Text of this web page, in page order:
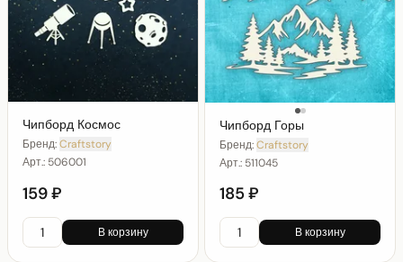
Чипборд Космос
Бренд:Craftstory
Арт.: 506001
159 ₽
В корзину
Чипборд Горы
Бренд:Craftstory
Арт.: 511045
185 ₽
В корзину